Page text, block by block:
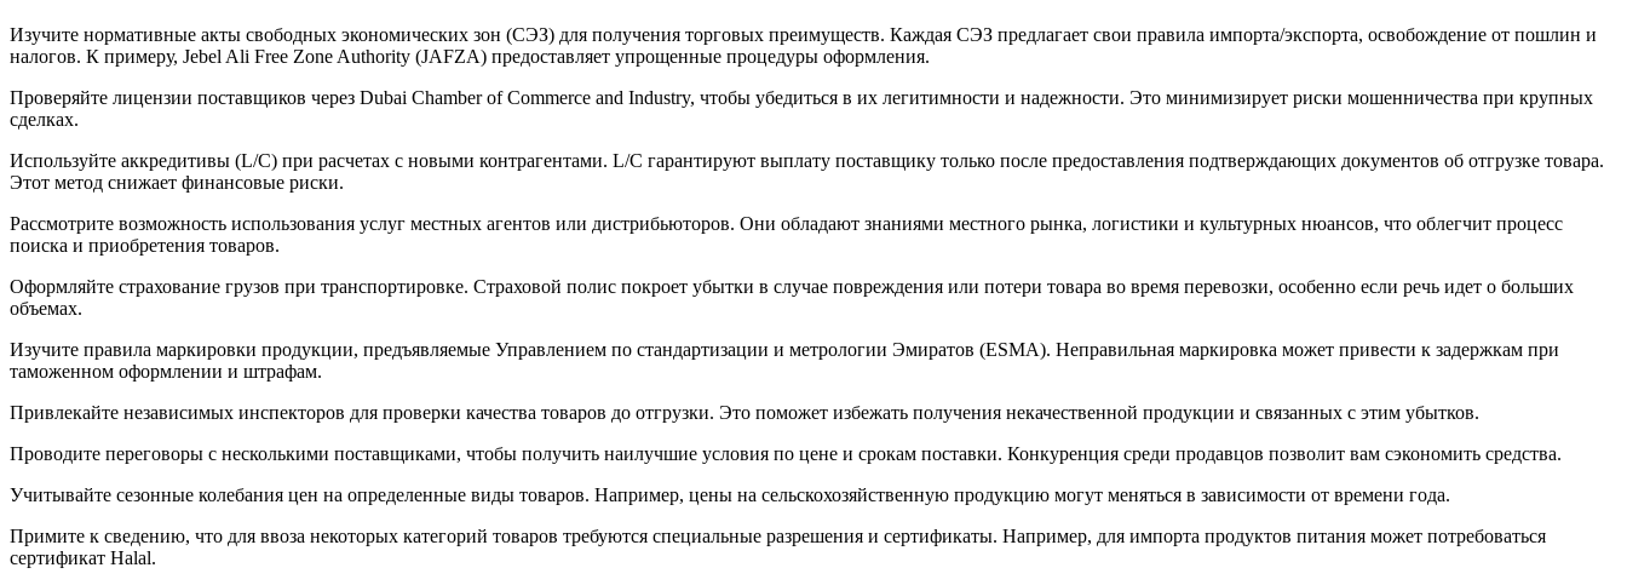
Изучите нормативные акты свободных экономических зон (СЭЗ) для получения торговых преимуществ. Каждая СЭЗ предлагает свои правила импорта/экспорта, освобождение от пошлин и
налогов. К примеру, Jebel Ali Free Zone Authority (JAFZA) предоставляет упрощенные процедуры оформления.
Проверяйте лицензии поставщиков через Dubai Chamber of Commerce and Industry, чтобы убедиться в их легитимности и надежности. Это минимизирует риски мошенничества при крупных
сделках.
Используйте аккредитивы (L/C) при расчетах с новыми контрагентами. L/C гарантируют выплату поставщику только после предоставления подтверждающих документов об отгрузке товара.
Этот метод снижает финансовые риски.
Рассмотрите возможность использования услуг местных агентов или дистрибьюторов. Они обладают знаниями местного рынка, логистики и культурных нюансов, что облегчит процесс
поиска и приобретения товаров.
Оформляйте страхование грузов при транспортировке. Страховой полис покроет убытки в случае повреждения или потери товара во время перевозки, особенно если речь идет о больших
объемах.
Изучите правила маркировки продукции, предъявляемые Управлением по стандартизации и метрологии Эмиратов (ESMA). Неправильная маркировка может привести к задержкам при
таможенном оформлении и штрафам.
Привлекайте независимых инспекторов для проверки качества товаров до отгрузки. Это поможет избежать получения некачественной продукции и связанных с этим убытков.
Проводите переговоры с несколькими поставщиками, чтобы получить наилучшие условия по цене и срокам поставки. Конкуренция среди продавцов позволит вам сэкономить средства.
Учитывайте сезонные колебания цен на определенные виды товаров. Например, цены на сельскохозяйственную продукцию могут меняться в зависимости от времени года.
Примите к сведению, что для ввоза некоторых категорий товаров требуются специальные разрешения и сертификаты. Например, для импорта продуктов питания может потребоваться
сертификат Halal.